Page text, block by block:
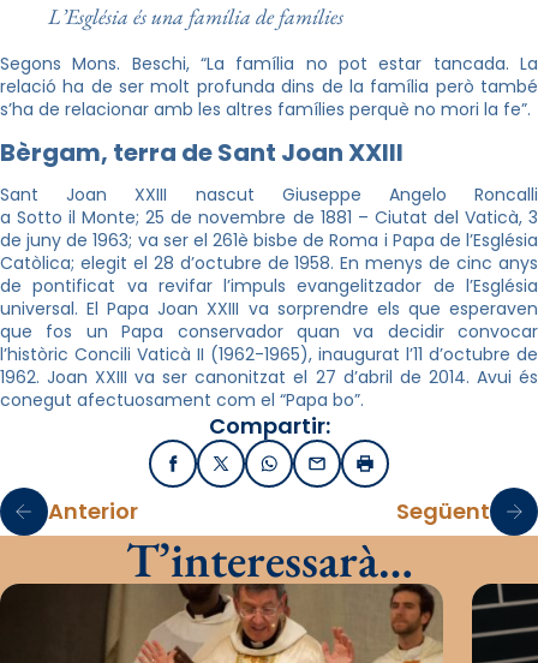
L’Església és una família de famílies
Segons Mons. Beschi, “La família no pot estar tancada. La
relació ha de ser molt profunda dins de la família però també
s’ha de relacionar amb les altres famílies perquè no mori la fe”.
Bèrgam, terra de Sant Joan XXIII
Sant Joan XXIII nascut Giuseppe Angelo Roncalli
a Sotto il Monte; 25 de novembre de 1881 – Ciutat del Vaticà, 3
de juny de 1963; va ser el 261è bisbe de Roma i Papa de l’Església
Catòlica; elegit el 28 d’octubre de 1958. En menys de cinc anys
de pontificat va revifar l’impuls evangelitzador de l’Església
universal. El Papa Joan XXIII va sorprendre els que esperaven
que fos un Papa conservador quan va decidir convocar
l’històric Concili Vaticà II (1962-1965), inaugurat l’11 d’octubre de
1962. Joan XXIII va ser canonitzat el 27 d’abril de 2014. Avui és
conegut afectuosament com el “Papa bo”.
Compartir:
FacebookX / TwitterWhatsApp
EmailImprimir
Anterior Següent
T’interessarà…